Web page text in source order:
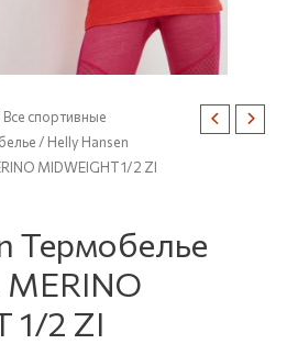
Все спортивные
/ Helly Hansen
MIDWEIGHT 1/2 ZI
Термобелье
MERINO
1/2 ZI